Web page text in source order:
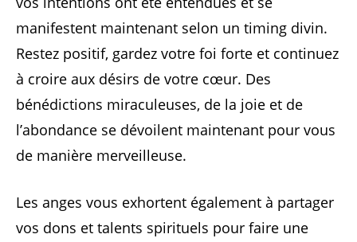
manifestent maintenant selon un timing divin.
Restez positif, gardez votre foi forte et continuez
à croire aux désirs de votre cœur. Des
bénédictions miraculeuses, de la joie et de
l’abondance se dévoilent maintenant pour vous
de manière merveilleuse.
Les anges vous exhortent également à partager
vos dons et talents spirituels pour faire une